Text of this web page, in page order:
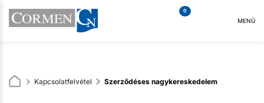
0
MENÜ
Kapcsolatfelvétel Szerződéses nagykereskedelem